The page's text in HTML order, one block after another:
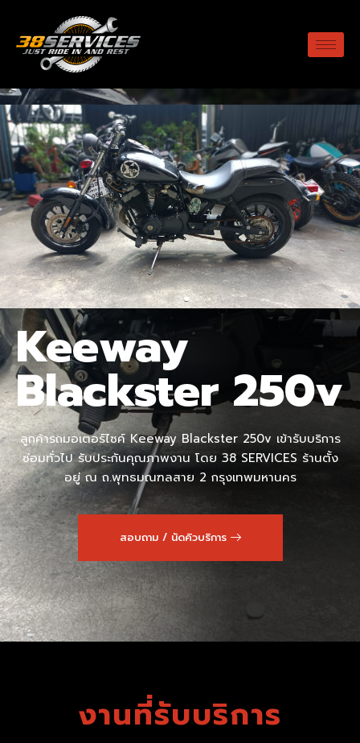
Keeway
Blackster 250v
ลูกค้ารถมอเตอร์ไซค์ Keeway Blackster 250v เข้ารับบริการ
ซ่อมทั่วไป รับประกันคุณภาพงาน โดย 38 SERVICES ร้านตั้ง
อยู่ ณ ถ.พุทธมณฑลสาย 2 กรุงเทพมหานคร
สอบถาม / นัดคิวบริการ
งานที่รับบริการ